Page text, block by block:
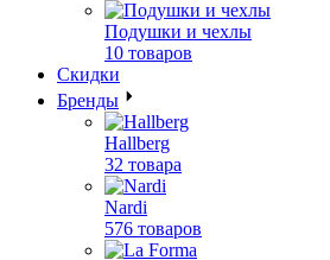
Подушки и чехлы
10 товаров
Скидки
Бренды
Hallberg
32 товара
Nardi
576 товаров